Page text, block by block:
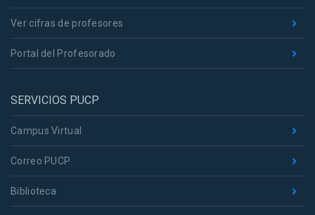
Ver cifras de profesores
Portal del Profesorado
SERVICIOS PUCP
Campus Virtual
Correo PUCP
Biblioteca